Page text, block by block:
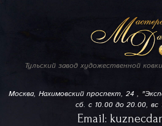
Тульский завод художественной ковки
Москва, Нахимовский проспект, 24 ,
сб. с 10.00 до 20.00, вс
Email: